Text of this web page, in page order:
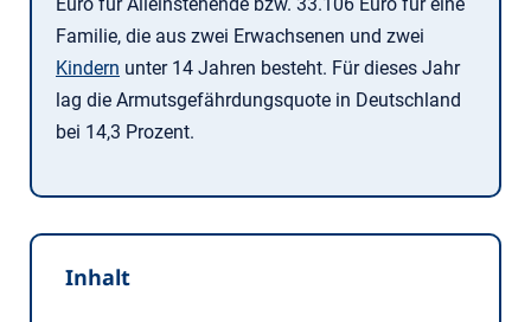
Familie, die aus zwei Erwachsenen und zwei
Kindern unter 14 Jahren besteht. Für dieses Jahr
lag die Armutsgefährdungsquote in Deutschland
bei 14,3 Prozent.
Inhalt